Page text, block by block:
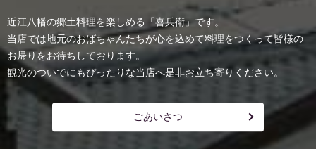
近江八幡の郷土料理を楽しめる「喜兵衛」です。
当店では地元のおばちゃんたちが心を込めて料理をつくって皆様の
お帰りをお待ちしております。
観光のついでにもぴったりな当店へ是非お立ち寄りください。
ごあいさつ